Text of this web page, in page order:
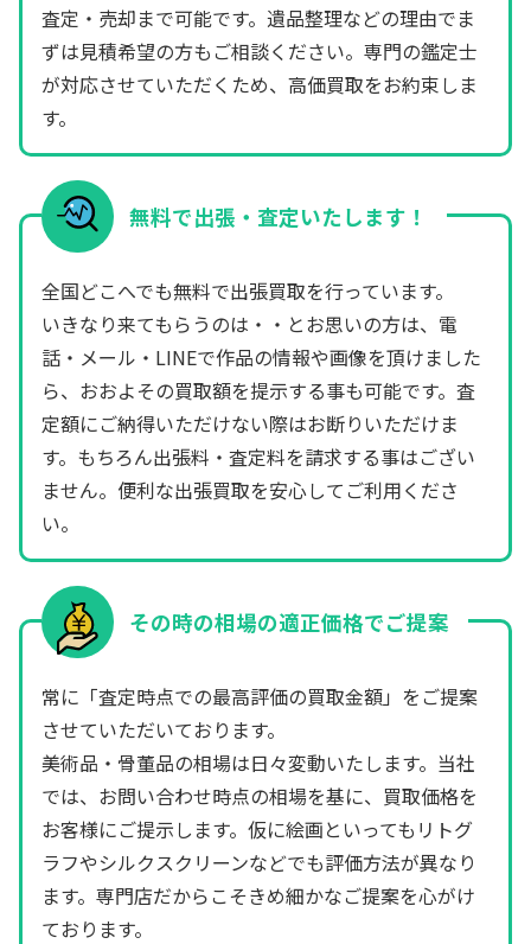
査定・売却まで可能です。遺品整理などの理由でま
ずは見積希望の方もご相談ください。専門の鑑定士
が対応させていただくため、高価買取をお約束しま
す。
無料で出張・査定いたします！
全国どこへでも無料で出張買取を行っています。
いきなり来てもらうのは・・とお思いの方は、電
話・メール・LINEで作品の情報や画像を頂けました
ら、おおよその買取額を提示する事も可能です。査
定額にご納得いただけない際はお断りいただけま
す。もちろん出張料・査定料を請求する事はござい
ません。便利な出張買取を安心してご利用くださ
い。
その時の相場の適正価格でご提案
常に「査定時点での最高評価の買取金額」をご提案
させていただいております。
美術品・骨董品の相場は日々変動いたします。当社
では、お問い合わせ時点の相場を基に、買取価格を
お客様にご提示します。仮に絵画といってもリトグ
ラフやシルクスクリーンなどでも評価方法が異なり
ます。専門店だからこそきめ細かなご提案を心がけ
ております。